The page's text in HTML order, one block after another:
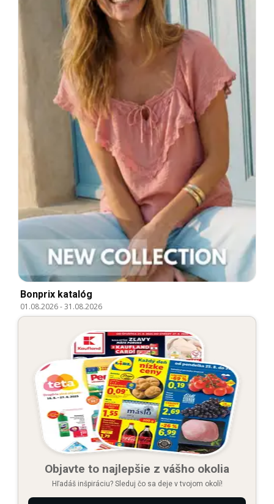
Bonprix katalóg
01.08.2026-31.08.2026
Objavte to najlepšie z vášho okolia
Hľadáš inšpiráciu? Sleduj čo sa deje v tvojom okolí!